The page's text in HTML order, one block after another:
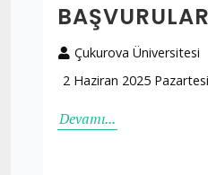
Çukurova Üniversitesi
2 Haziran 2025 Pazartesi
Devamı...